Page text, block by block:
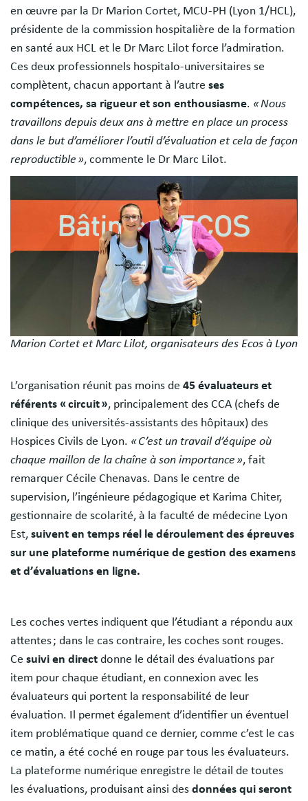
en œuvre par la Dr Marion Cortet, MCU-PH (Lyon 1/HCL),
présidente de la commission hospitalière de la formation
en santé aux HCL et le Dr Marc Lilot force l’admiration.
Ces deux professionnels hospitalo-universitaires se
complètent, chacun apportant à l’autre ses
compétences, sa rigueur et son enthousiasme. « Nous
travaillons depuis deux ans à mettre en place un process
dans le but d’améliorer l’outil d’évaluation et cela de façon
reproductible », commente le Dr Marc Lilot.
Marion Cortet et Marc Lilot, organisateurs des Ecos à Lyon
L’organisation réunit pas moins de 45 évaluateurs et
référents « circuit », principalement des CCA (chefs de
clinique des universités-assistants des hôpitaux) des
Hospices Civils de Lyon. « C’est un travail d’équipe où
chaque maillon de la chaîne à son importance », fait
remarquer Cécile Chenavas. Dans le centre de
supervision, l’ingénieure pédagogique et Karima Chiter,
gestionnaire de scolarité, à la faculté de médecine Lyon
Est, suivent en temps réel le déroulement des épreuves
sur une plateforme numérique de gestion des examens
et d’évaluations en ligne.
Les coches vertes indiquent que l’étudiant a répondu aux
attentes ; dans le cas contraire, les coches sont rouges.
Ce suivi en direct donne le détail des évaluations par
item pour chaque étudiant, en connexion avec les
évaluateurs qui portent la responsabilité de leur
évaluation. Il permet également d’identifier un éventuel
item problématique quand ce dernier, comme c’est le cas
ce matin, a été coché en rouge par tous les évaluateurs.
La plateforme numérique enregistre le détail de toutes
les évaluations, produisant ainsi des données qui seront